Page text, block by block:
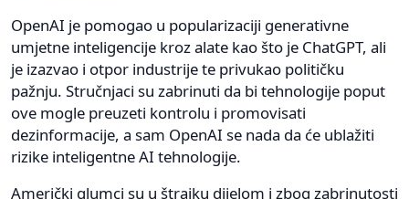
OpenAI je pomogao u popularizaciji generativne
umjetne inteligencije kroz alate kao što je ChatGPT, ali
je izazvao i otpor industrije te privukao političku
pažnju. Stručnjaci su zabrinuti da bi tehnologije poput
ove mogle preuzeti kontrolu i promovisati
dezinformacije, a sam OpenAI se nada da će ublažiti
rizike inteligentne AI tehnologije.
Američki glumci su u štrajku dijelom i zbog zabrinutosti